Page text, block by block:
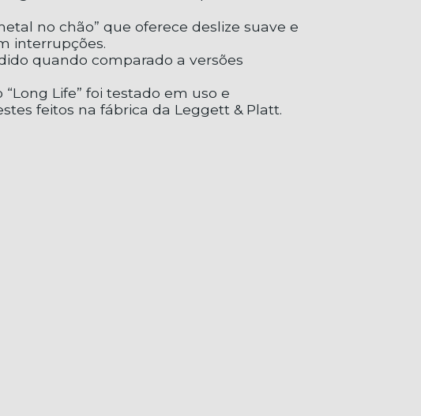
no chão” que oferece deslize suave e
interrupções.
quando comparado a versões
Life” foi testado em uso e
feitos na fábrica da Leggett & Platt.